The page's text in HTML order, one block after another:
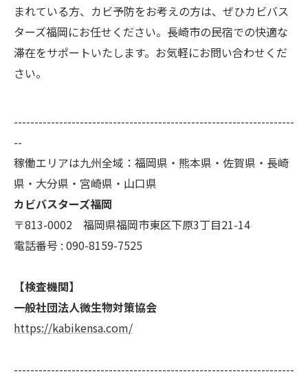
まれている方、カビ予防をお考えの方は、ぜひカビバス
ターズ福岡にお任せください。長崎市の民宿での快適な
滞在をサポートいたします。お気軽にお問い合わせくだ
さい。
--------------------------------------------------------------------
--
稼働エリアは九州全域：福岡県・熊本県・佐賀県・長崎
県・大分県・宮崎県・山口県
カビバスターズ福岡
〒813-0002 福岡県福岡市東区下原3丁目21-14
電話番号 : 090-8159-7525
【検査機関】
一般社団法人微生物対策協会
https://kabikensa.com/
--------------------------------------------------------------------